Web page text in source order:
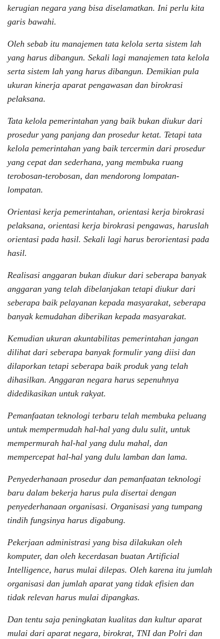
kerugian negara yang bisa diselamatkan. Ini perlu kita
garis bawahi.
Oleh sebab itu manajemen tata kelola serta sistem lah
yang harus dibangun. Sekali lagi manajemen tata kelola
serta sistem lah yang harus dibangun. Demikian pula
ukuran kinerja aparat pengawasan dan birokrasi
pelaksana.
Tata kelola pemerintahan yang baik bukan diukur dari
prosedur yang panjang dan prosedur ketat. Tetapi tata
kelola pemerintahan yang baik tercermin dari prosedur
yang cepat dan sederhana, yang membuka ruang
terobosan-terobosan, dan mendorong lompatan-
lompatan.
Orientasi kerja pemerintahan, orientasi kerja birokrasi
pelaksana, orientasi kerja birokrasi pengawas, haruslah
orientasi pada hasil. Sekali lagi harus berorientasi pada
hasil.
Realisasi anggaran bukan diukur dari seberapa banyak
anggaran yang telah dibelanjakan tetapi diukur dari
seberapa baik pelayanan kepada masyarakat, seberapa
banyak kemudahan diberikan kepada masyarakat.
Kemudian ukuran akuntabilitas pemerintahan jangan
dilihat dari seberapa banyak formulir yang diisi dan
dilaporkan tetapi seberapa baik produk yang telah
dihasilkan. Anggaran negara harus sepenuhnya
didedikasikan untuk rakyat.
Pemanfaatan teknologi terbaru telah membuka peluang
untuk mempermudah hal-hal yang dulu sulit, untuk
mempermurah hal-hal yang dulu mahal, dan
mempercepat hal-hal yang dulu lamban dan lama.
Penyederhanaan prosedur dan pemanfaatan teknologi
baru dalam bekerja harus pula disertai dengan
penyederhanaan organisasi. Organisasi yang tumpang
tindih fungsinya harus digabung.
Pekerjaan administrasi yang bisa dilakukan oleh
komputer, dan oleh kecerdasan buatan Artificial
Intelligence, harus mulai dilepas. Oleh karena itu jumlah
organisasi dan jumlah aparat yang tidak efisien dan
tidak relevan harus mulai dipangkas.
Dan tentu saja peningkatan kualitas dan kultur aparat
mulai dari aparat negara, birokrat, TNI dan Polri dan